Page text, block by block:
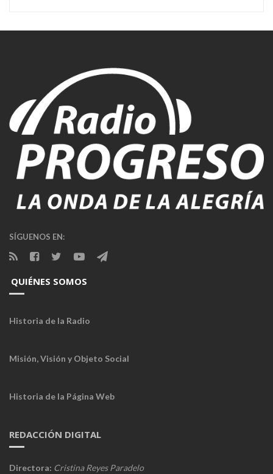
SÍGUENOS EN:
QUIÉNES SOMOS
Historia de la Radio
Misión, Visión y Objeto Social
Historia de la Página Web
REDACCIÓN DIGITAL
Directora: Cristina Reyes Paradelo